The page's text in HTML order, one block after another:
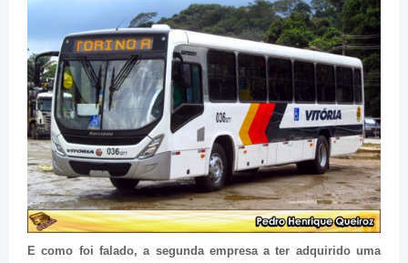
E como foi falado, a segunda empresa a ter adquirido uma